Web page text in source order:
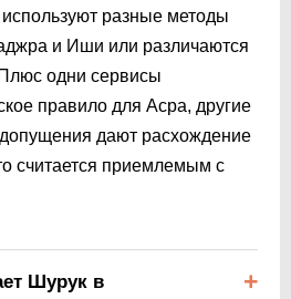
разные методы
и Иши или различаются
одни сервисы
правило для Асра, другие
дают расхождение
считается приемлемым с
Шурук в